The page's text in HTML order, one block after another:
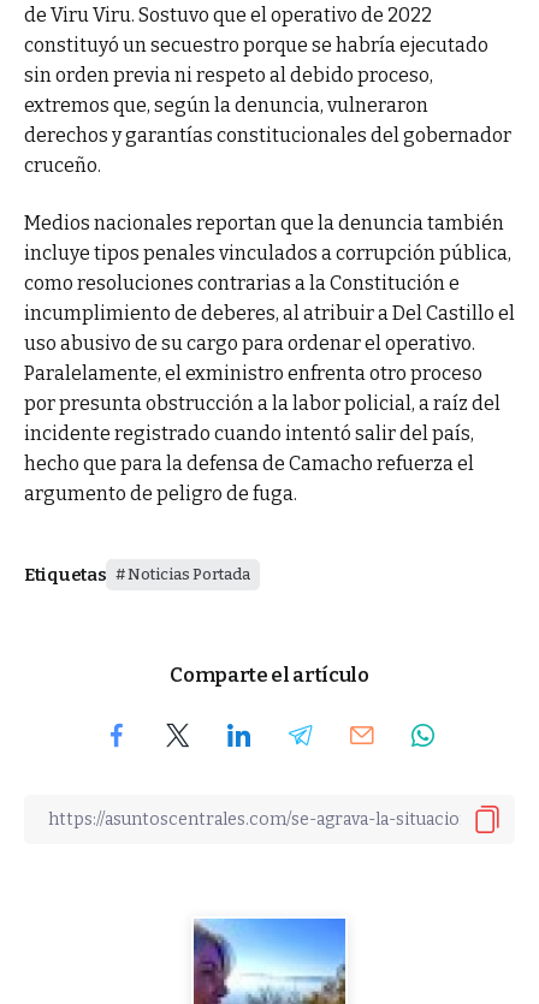
de Viru Viru. Sostuvo que el operativo de 2022
constituyó un secuestro porque se habría ejecutado
sin orden previa ni respeto al debido proceso,
extremos que, según la denuncia, vulneraron
derechos y garantías constitucionales del gobernador
cruceño.
Medios nacionales reportan que la denuncia también
incluye tipos penales vinculados a corrupción pública,
como resoluciones contrarias a la Constitución e
incumplimiento de deberes, al atribuir a Del Castillo el
uso abusivo de su cargo para ordenar el operativo.
Paralelamente, el exministro enfrenta otro proceso
por presunta obstrucción a la labor policial, a raíz del
incidente registrado cuando intentó salir del país,
hecho que para la defensa de Camacho refuerza el
argumento de peligro de fuga.
Etiquetas Noticias Portada
Comparte el artículo